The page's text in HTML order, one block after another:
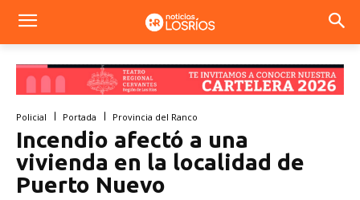
Policial Portada Provincia del Ranco
Incendio afectó a una
vivienda en la localidad de
Puerto Nuevo